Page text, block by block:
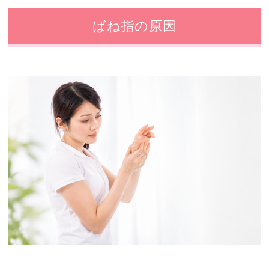
ばね指の原因